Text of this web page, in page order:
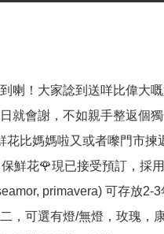
喇！大家諗到送咩比偉大
就會謝，不如親手整返個
花比媽媽啦又或者嚟門市揀
鮮花🌹現已接受預訂，採
primavera) 可存放2-
，可選有燈/無燈，玫瑰，